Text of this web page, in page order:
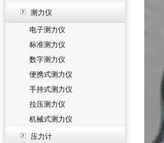
测力仪
电子测力仪
标准测力仪
数字测力仪
便携式测力仪
手持式测力仪
拉压测力仪
机械式测力仪
压力计